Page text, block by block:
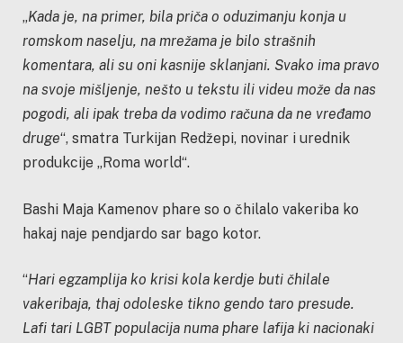
„Kada je, na primer, bila priča o oduzimanju konja u
romskom naselju, na mrežama je bilo strašnih
komentara, ali su oni kasnije sklanjani. Svako ima pravo
na svoje mišljenje, nešto u tekstu ili videu može da nas
pogodi, ali ipak treba da vodimo računa da ne vređamo
druge“, smatra Turkijan Redžepi, novinar i urednik
produkcije „Roma world“.
Bashi Maja Kamenov phare so o čhilalo vakeriba ko
hakaj naje pendjardo sar bago kotor.
“Hari egzamplija ko krisi kola kerdje buti čhilale
vakeribaja, thaj odoleske tikno gendo taro presude.
Lafi tari LGBT populacija numa phare lafija ki nacionaki